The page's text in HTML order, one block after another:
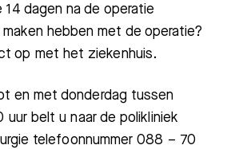
14 dagen na de operatie
hebben met de operatie?
op met het ziekenhuis.
en met donderdag tussen
uur belt u naar de polikliniek
telefoonnummer 088 – 70